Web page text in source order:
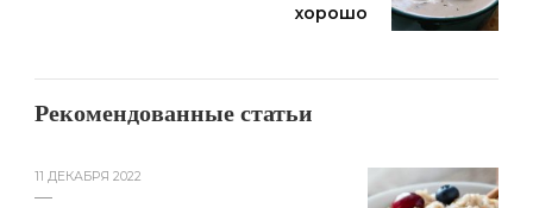
хорошо
Рекомендованные статьи
11 ДЕКАБРЯ 2022